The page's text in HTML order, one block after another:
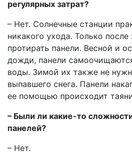
регулярных затрат?
– Нет. Солнечные станции
никакого ухода. Только
протирать панели. Весной и
дожди, панели
воды. Зимой их также не
выпавшего снега. Панели
ее помощью происходит
– Были ли какие-то
панелей?
– Нет.